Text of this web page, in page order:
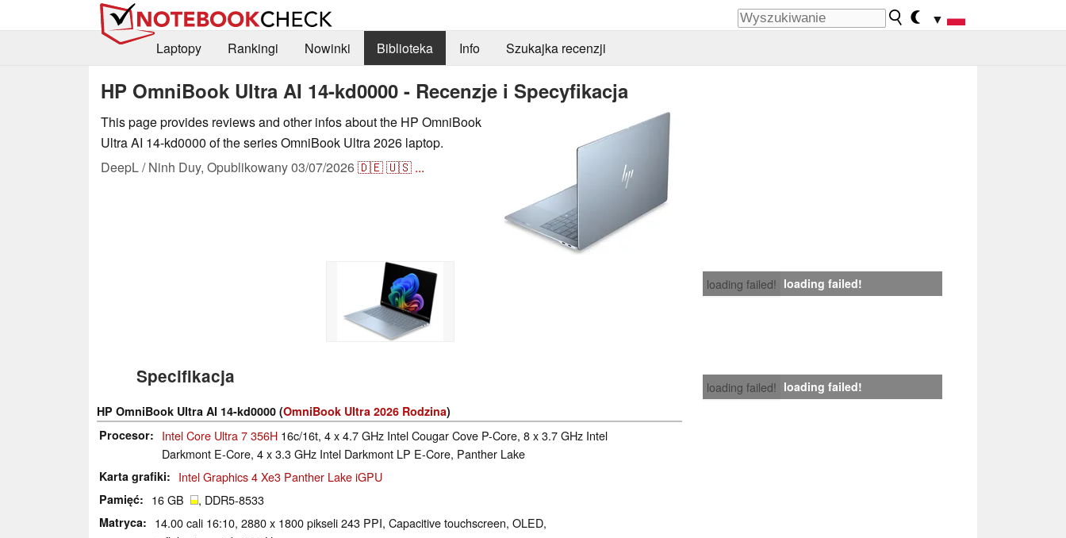
▼
Laptopy
Rankingi Nowinki Biblioteka Info Szukajka recenzji
HP OmniBook Ultra AI 14-kd0000 - Recenzje i Specyfikacja
This page provides reviews and other infos about the HP OmniBook
Ultra AI 14-kd0000 of the series OmniBook Ultra 2026 laptop.
DeepL / Ninh Duy, Opublikowany03/07/2026🇩🇪🇺🇸 ...
loading failed! loading failed!
loading failed! loading failed!
Specifikacja
HP OmniBook Ultra AI 14-kd0000 (OmniBook Ultra 2026 Rodzina)
Procesor
Intel Core Ultra 7 356H 16c/16t, 4 x 4.7 GHz Intel Cougar Cove P-Core, 8 x 3.7 GHz Intel
Darkmont E-Core, 4 x 3.3 GHz Intel Darkmont LP E-Core, Panther Lake
Karta grafiki Intel Graphics 4 Xe3 Panther Lake iGPU
Pamięć 16 GB , DDR5-8533
Matryca
14.00 cali 16:10, 2880 x 1800 pikseli 243 PPI, Capacitive touchscreen, OLED,